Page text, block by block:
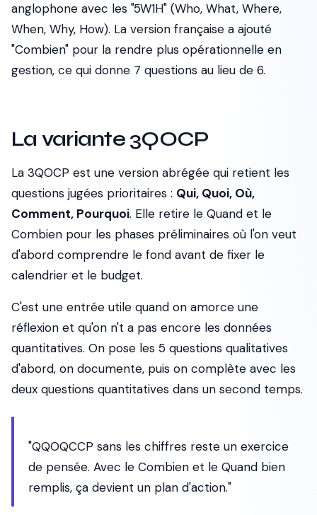
anglophone avec les "5W1H" (Who, What, Where,
When, Why, How). La version française a ajouté
"Combien" pour la rendre plus opérationnelle en
gestion, ce qui donne 7 questions au lieu de 6.
La variante 3QOCP
La 3QOCP est une version abrégée qui retient les
questions jugées prioritaires : Qui, Quoi, Où,
Comment, Pourquoi. Elle retire le Quand et le
Combien pour les phases préliminaires où l'on veut
d'abord comprendre le fond avant de fixer le
calendrier et le budget.
C'est une entrée utile quand on amorce une
réflexion et qu'on n't a pas encore les données
quantitatives. On pose les 5 questions qualitatives
d'abord, on documente, puis on complète avec les
deux questions quantitatives dans un second temps.
"QQOQCCP sans les chiffres reste un exercice
de pensée. Avec le Combien et le Quand bien
remplis, ça devient un plan d'action."